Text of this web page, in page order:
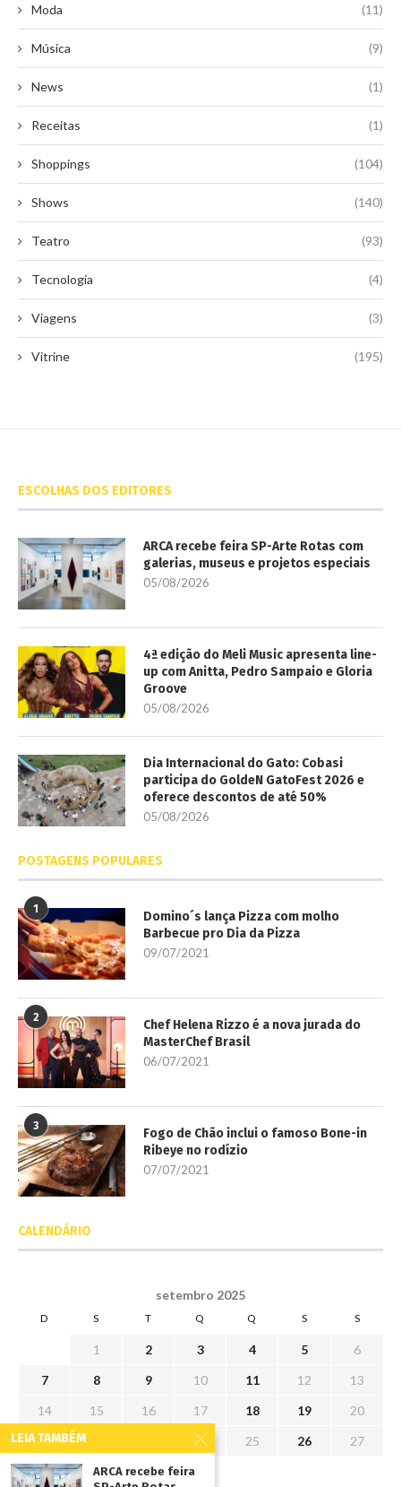
Moda (11)
Música (9)
News (1)
Receitas (1)
Shoppings (104)
Shows (140)
Teatro (93)
Tecnologia (4)
Viagens (3)
Vitrine (195)
ESCOLHAS DOS EDITORES
ARCA recebe feira SP-Arte Rotas com
galerias, museus e projetos especiais
05/08/2026
4ª edição do Meli Music apresenta line-
up com Anitta, Pedro Sampaio e Gloria
Groove
05/08/2026
Dia Internacional do Gato: Cobasi
participa do GoldeN GatoFest 2026 e
oferece descontos de até 50%
05/08/2026
POSTAGENS POPULARES
1
Domino´s lança Pizza com molho
Barbecue pro Dia da Pizza
09/07/2021
2
Chef Helena Rizzo é a nova jurada do
MasterChef Brasil
06/07/2021
3
Fogo de Chão inclui o famoso Bone-in
Ribeye no rodízio
07/07/2021
CALENDÁRIO
setembro 2025
D S T Q Q S S
1 2 3 4 5
6
7
8 9 10 11 12
13
14
15 16 17 18 19
20
21
24 25 26
27
28
29 30
LEIA TAMBÉM
ARCA recebe feira